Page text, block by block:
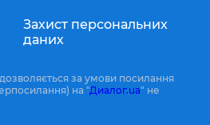
Захист персональних
даних
за умови посилання
на "Диалог.ua" не